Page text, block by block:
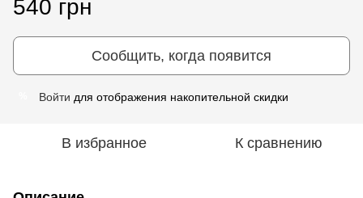
540 грн
Сообщить, когда появится
Войти для отображения накопительной скидки
В избранное К сравнению